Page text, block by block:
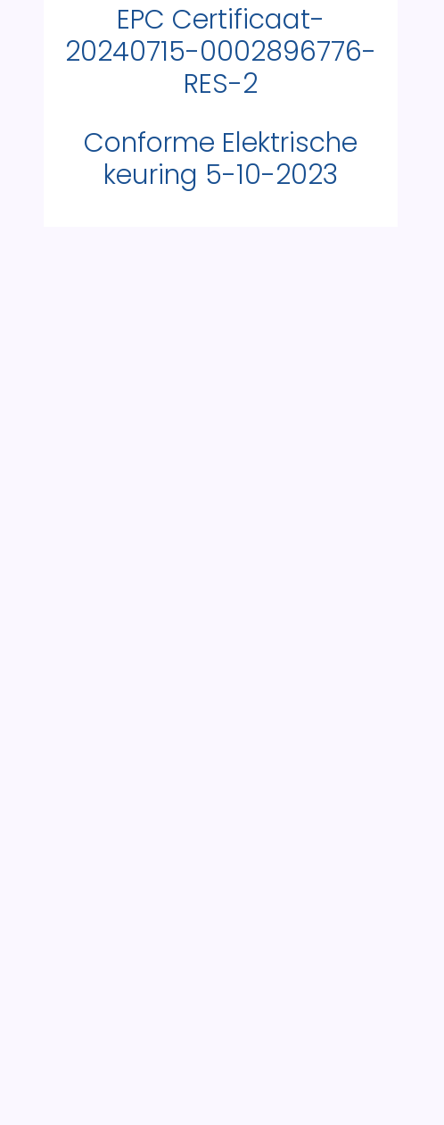
EPC Certificaat-
20240715-0002896776-
RES-2
Conforme Elektrische
keuring 5-10-2023